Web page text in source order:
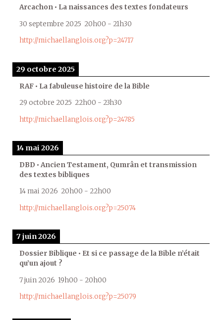
Arcachon • La naissances des textes fondateurs
30 septembre 2025 20h00 - 21h30
http://michaellanglois.org?p=24717
29 octobre 2025
RAF • La fabuleuse histoire de la Bible
29 octobre 2025 22h00 - 23h30
http://michaellanglois.org?p=24785
14 mai 2026
DBD • Ancien Testament, Qumrân et transmission
des textes bibliques
14 mai 2026 20h00 - 22h00
http://michaellanglois.org?p=25074
7 juin 2026
Dossier Biblique • Et si ce passage de la Bible n’était
qu’un ajout ?
7 juin 2026 19h00 - 20h00
http://michaellanglois.org?p=25079